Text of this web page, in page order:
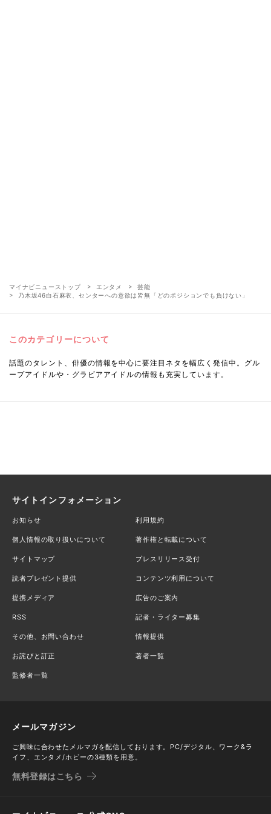
マイナビニューストップ エンタメ
芸能
乃木坂46白石麻衣、センターへの意欲は皆無「どのポジションでも負けない」
このカテゴリーについて
話題のタレント、俳優の情報を中心に要注目ネタを幅広く発信中。グル
ープアイドルや・グラビアアイドルの情報も充実しています。
サイトインフォメーション
お知らせ 利用規約
個人情報の取り扱いについて 著作権と転載について
サイトマップ プレスリリース受付
読者プレゼント提供 コンテンツ利用について
提携メディア 広告のご案内
RSS 記者・ライター募集
その他、お問い合わせ 情報提供
お詫びと訂正 著者一覧
監修者一覧
メールマガジン
ご興味に合わせたメルマガを配信しております。PC/デジタル、ワーク&ラ
イフ、エンタメ/ホビーの3種類を用意。
無料登録はこちら